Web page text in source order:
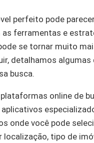
perfeito pode
as ferramentas e
se tornar muito
detalhamos algumas
busca.
online de
onde você pode
localização, tipo de